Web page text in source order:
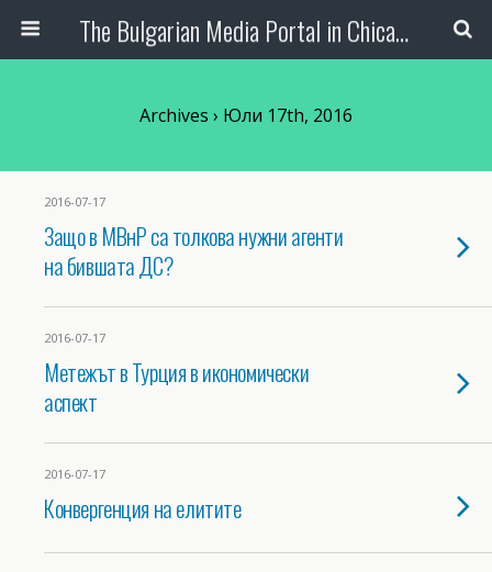
The Bulgarian Media Portal in Chicago
Archives › Юли 17th, 2016
2016-07-17
Защо в МВнР са толкова нужни агенти
на бившата ДС?
2016-07-17
Метежът в Турция в икономически
аспект
2016-07-17
Конвергенция на елитите